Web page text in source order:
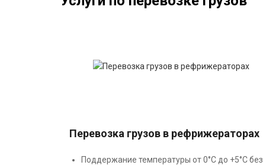
Перевозка грузов в рефрижераторах
Поддержание температуры от 0°С до +5°С без